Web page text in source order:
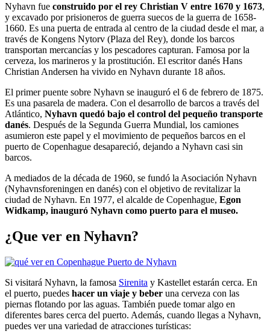
Nyhavn fue construido por el rey Christian V entre 1670 y 1673,
y excavado por prisioneros de guerra suecos de la guerra de 1658-
1660. Es una puerta de entrada al centro de la ciudad desde el mar, a
través de Kongens Nytorv (Plaza del Rey), donde los barcos
transportan mercancías y los pescadores capturan. Famosa por la
cerveza, los marineros y la prostitución. El escritor danés Hans
Christian Andersen ha vivido en Nyhavn durante 18 años.
El primer puente sobre Nyhavn se inauguró el 6 de febrero de 1875.
Es una pasarela de madera. Con el desarrollo de barcos a través del
Atlántico, Nyhavn quedó bajo el control del pequeño transporte
danés. Después de la Segunda Guerra Mundial, los camiones
asumieron este papel y el movimiento de pequeños barcos en el
puerto de Copenhague desapareció, dejando a Nyhavn casi sin
barcos.
A mediados de la década de 1960, se fundó la Asociación Nyhavn
(Nyhavnsforeningen en danés) con el objetivo de revitalizar la
ciudad de Nyhavn. En 1977, el alcalde de Copenhague, Egon
Widkamp, ​​inauguró Nyhavn como puerto para el museo.
¿Que ver en Nyhavn?
Si visitará Nyhavn, la famosa Sirenita y Kastellet estarán cerca. En
el puerto, puedes hacer un viaje y beber una cerveza con las
piernas flotando por las aguas. También puede tomar algo en
diferentes bares cerca del puerto. Además, cuando llegas a Nyhavn,
puedes ver una variedad de atracciones turísticas: